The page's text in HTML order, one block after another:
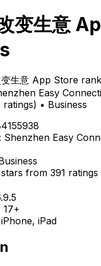
变生意
变生意 App Store
Easy
• Business
Shenzhen Easy
stars from 391 ratings
17+
iPad